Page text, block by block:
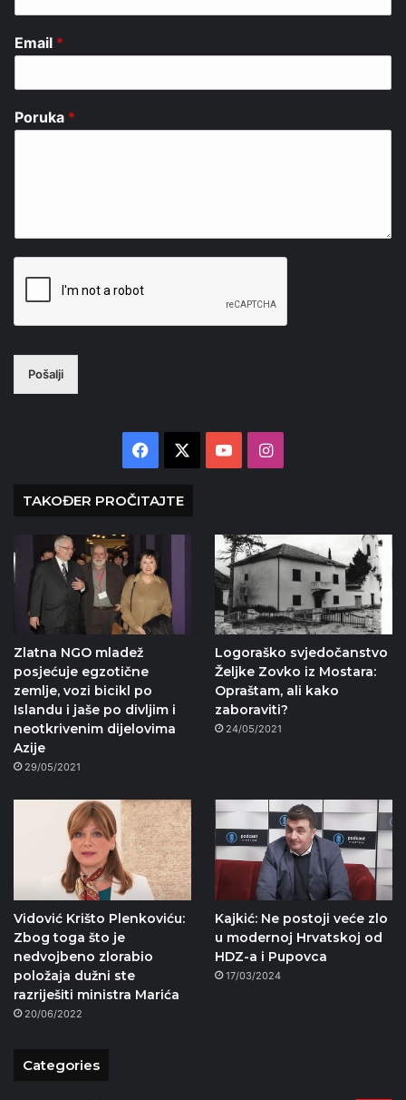
Email *
Poruka *
Pošalji
Facebook YouTubeInstagram
TAKOĐER PROČITAJTE
Zlatna NGO mladež
posjećuje egzotične
zemlje, vozi bicikl po
Islandu i jaše po divljim i
neotkrivenim dijelovima
Azije
29/05/2021
Logoraško svjedočanstvo
Željke Zovko iz Mostara:
Opraštam, ali kako
zaboraviti?
24/05/2021
Vidović Krišto Plenkoviću:
Zbog toga što je
nedvojbeno zlorabio
položaja dužni ste
razriješiti ministra Marića
20/06/2022
Kajkić: Ne postoji veće zlo
u modernoj Hrvatskoj od
HDZ-a i Pupovca
17/03/2024
Categories